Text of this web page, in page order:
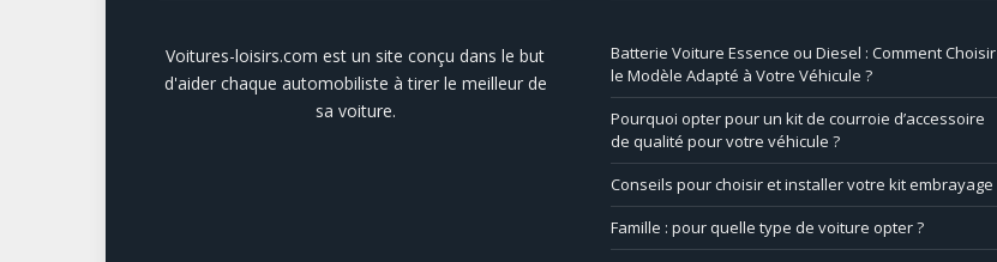
Voitures-loisirs.com est un site conçu dans le but
d'aider chaque automobiliste à tirer le meilleur de
sa voiture.
Batterie Voiture Essence ou Diesel : Comment Choisir
le Modèle Adapté à Votre Véhicule ?
Pourquoi opter pour un kit de courroie d’accessoire
de qualité pour votre véhicule ?
Conseils pour choisir et installer votre kit embrayage
Famille : pour quelle type de voiture opter ?